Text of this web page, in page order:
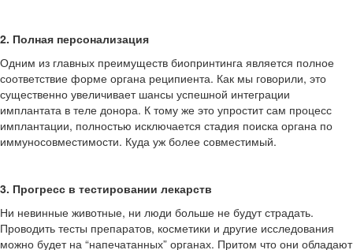
2. Полная персонализация
Одним из главных преимуществ биопринтинга является полное
соответствие форме органа реципиента. Как мы говорили, это
существенно увеличивает шансы успешной интеграции
имплантата в теле донора. К тому же это упростит сам процесс
имплантации, полностью исключается стадия поиска органа по
иммуносовместимости. Куда уж более совместимый.
3. Прогресс в тестировании лекарств
Ни невинные животные, ни люди больше не будут страдать.
Проводить тесты препаратов, косметики и другие исследования
можно будет на “напечатанных” органах. Притом что они обладают